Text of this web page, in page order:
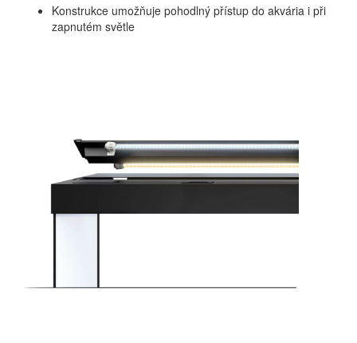
Konstrukce umožňuje pohodlný přístup do akvária i při
zapnutém světle